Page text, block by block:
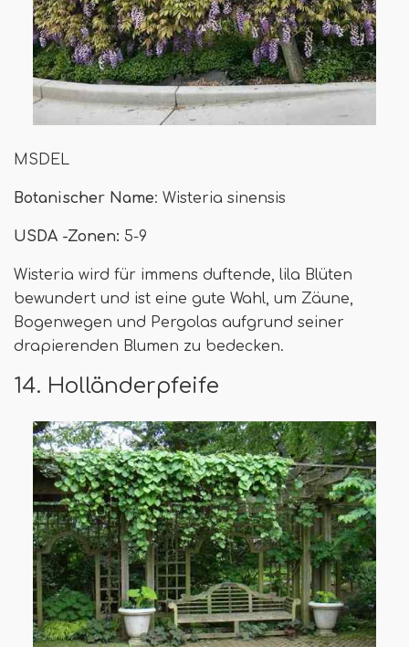
MSDEL
Botanischer Name: Wisteria sinensis
USDA -Zonen: 5-9
Wisteria wird für immens duftende, lila Blüten
bewundert und ist eine gute Wahl, um Zäune,
Bogenwegen und Pergolas aufgrund seiner
drapierenden Blumen zu bedecken.
14. Holländerpfeife